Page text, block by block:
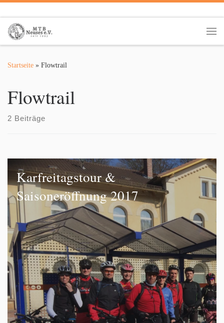
Startseite » Flowtrail
Flowtrail
2 Beiträge
Karfreitagstour &
Saisoneröffnung 2017